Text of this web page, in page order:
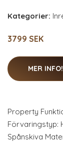
Kategorier:
3799 SEK
MER INFO!
Property
Förvaringstyp:
Spånskiva